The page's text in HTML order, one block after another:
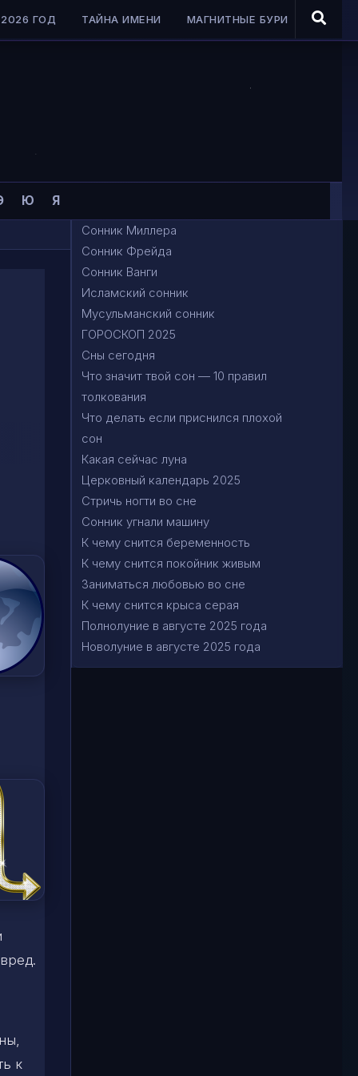
ГОД ТАЙНА ИМЕНИ МАГНИТНЫЕ БУРИ
Ю Я
к
Сонник Миллера
Сонник Фрейда
Сонник Ванги
Исламский сонник
Мусульманский сонник
ГОРОСКОП 2025
Сны сегодня
Что значит твой сон — 10 правил
толкования
Что делать если приснился плохой
сон
Какая сейчас луна
Церковный календарь 2025
Стричь ногти во сне
Сонник угнали машину
К чему снится беременность
К чему снится покойник живым
Заниматься любовью во сне
К чему снится крыса серая
Полнолуние в августе 2025 года
Новолуние в августе 2025 года